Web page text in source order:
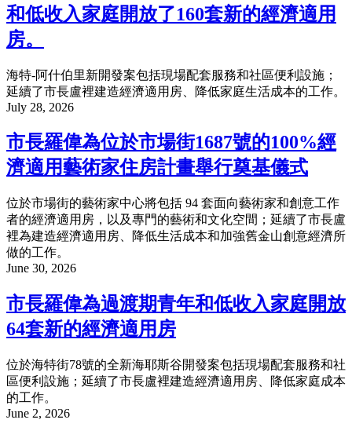
和低收入家庭開放了160套新的經濟適用
房。
海特-阿什伯里新開發案包括現場配套服務和社區便利設施；
延續了市長盧裡建造經濟適用房、降低家庭生活成本的工作。
July 28, 2026
市長羅偉為位於市場街1687號的100%經
濟適用藝術家住房計畫舉行奠基儀式
位於市場街的藝術家中心將包括 94 套面向藝術家和創意工作
者的經濟適用房，以及專門的藝術和文化空間；延續了市長盧
裡為建造經濟適用房、降低生活成本和加強舊金山創意經濟所
做的工作。
June 30, 2026
市長羅偉為過渡期青年和低收入家庭開放
64套新的經濟適用房
位於海特街78號的全新海耶斯谷開發案包括現場配套服務和社
區便利設施；延續了市長盧裡建造經濟適用房、降低家庭成本
的工作。
June 2, 2026